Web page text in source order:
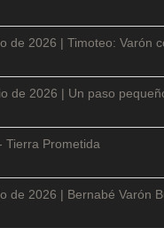
de 2026 | Timoteo: Varón
de 2026 | Un paso
Tierra Prometida
de 2026 | Bernabé Varón